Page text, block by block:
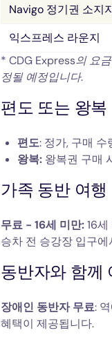
Navigo 정기권 소지
익스프레스 라운지
* CDG Express의 요
정될 예정입니다.
편도 또는 왕복
편도: 정가, 구매 수
왕복: 왕복권 구매
가족 동반 여행
무료 - 16세 미만:16
승차 전 승강장 입구
동반자와 함께
장애인 동반자 무료:
혜택이 제공됩니다.